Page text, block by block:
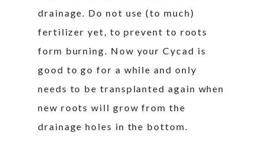
drainage. Do not use (to much)
fertilizer yet, to prevent to roots
form burning. Now your Cycad is
good to go for a while and only
needs to be transplanted again when
new roots will grow from the
drainage holes in the bottom.